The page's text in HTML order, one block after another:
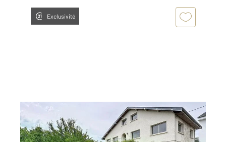
Exclusivité
ST MAX 54
163 m2, 6 pièces
Ref : 40437